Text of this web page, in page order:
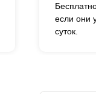
если они
суток.